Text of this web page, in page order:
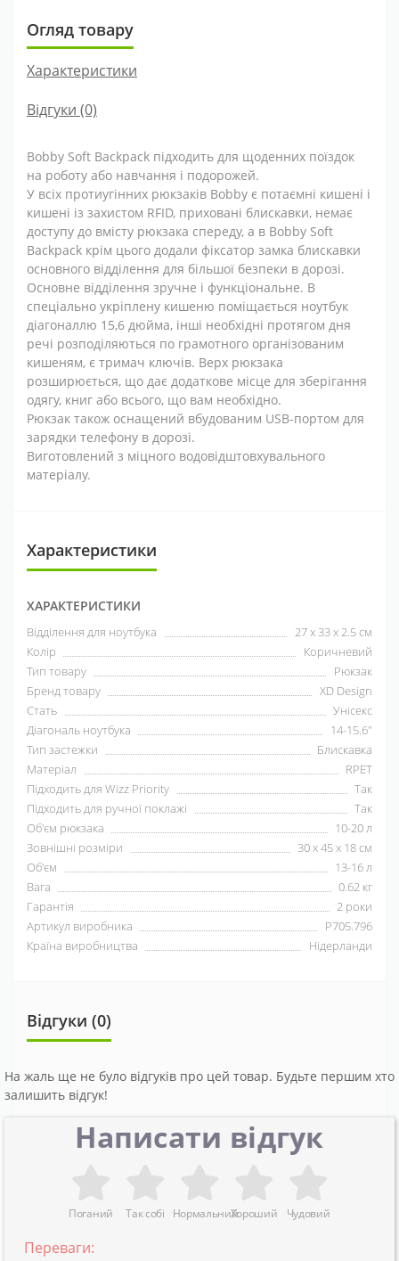
Огляд товару
Характеристики
Відгуки (0)
Bobby Soft Backpack підходить для щоденних поїздок
на роботу або навчання і подорожей.
У всіх протиугінних рюкзаків Bobby є потаємні кишені і
кишені із захистом RFID, приховані блискавки, немає
доступу до вмісту рюкзака спереду, а в Bobby Soft
Backpack крім цього додали фіксатор замка блискавки
основного відділення для більшої безпеки в дорозі.
Основне відділення зручне і функціональне. В
спеціально укріплену кишеню поміщається ноутбук
діагоналлю 15,6 дюйма, інші необхідні протягом дня
речі розподіляються по грамотного організованим
кишеням, є тримач ключів. Верх рюкзака
розширюється, що дає додаткове місце для зберігання
одягу, книг або всього, що вам необхідно.
Рюкзак також оснащений вбудованим USB-портом для
зарядки телефону в дорозі.
Виготовлений з міцного водовідштовхувального
матеріалу.
Характеристики
ХАРАКТЕРИСТИКИ
Відділення для ноутбука
27 x 33 x 2.5 см
Колір
Коричневий
Тип товару
Рюкзак
Бренд товару
XD Design
Стать
Унісекс
Діагональ ноутбука
14-15.6"
Тип застежки
Блискавка
Матеріал
RPET
Підходить для Wizz Priority
Так
Підходить для ручної поклажі
Так
Об'єм рюкзака
10-20 л
Зовнішні розміри
30 x 45 x 18 см
Об'єм
13-16 л
Вага
0.62 кг
Гарантія
2 роки
Артикул виробника
P705.796
Країна виробництва
Нідерланди
Відгуки (0)
На жаль ще не було відгуків про цей товар. Будьте першим хто
залишить відгук!
Написати відгук
Поганий Так собі НормальнийХороший Чудовий
Переваги: